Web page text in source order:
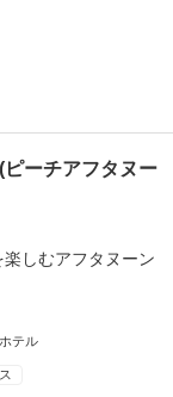
ーチアフタヌー
しむアフタヌーン
テル